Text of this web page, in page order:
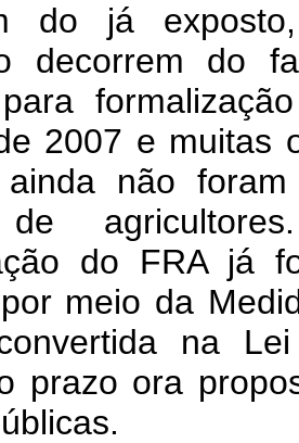
do já
decorrem do
2007 e muitas
não
de
do FRA já
meio da
na
prazo ora